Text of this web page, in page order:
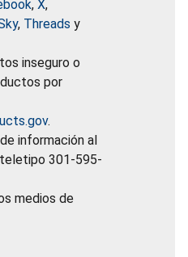
, X,
, Threads y
inseguro o
por
.
información al
301-595-
medios de